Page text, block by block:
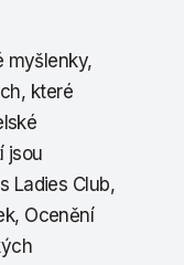
myšlenky,
které
jsou
Ladies Club,
Ocenění